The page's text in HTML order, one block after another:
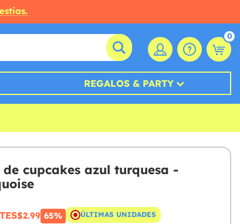
0
REGALOS & PARTY
de cupcakes azul turquesa -
$2.99 65% ÚLTIMAS UNIDADES